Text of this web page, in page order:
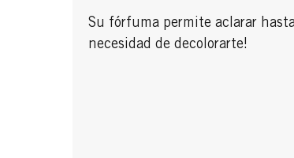
Su fórfuma permite aclarar
necesidad de decolorarte!